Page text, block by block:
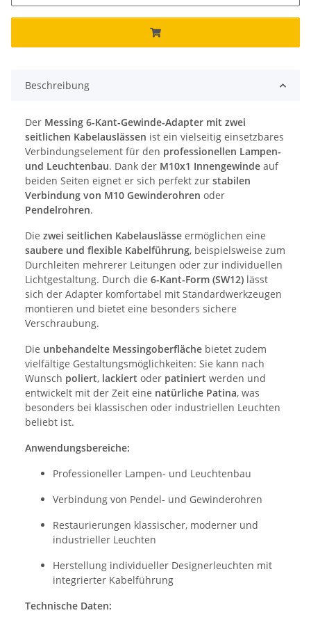
Beschreibung
Der Messing 6-Kant-Gewinde-Adapter mit zwei
seitlichen Kabelauslässen ist ein vielseitig einsetzbares
Verbindungselement für den professionellen Lampen-
und Leuchtenbau. Dank der M10x1 Innengewinde auf
beiden Seiten eignet er sich perfekt zur stabilen
Verbindung von M10 Gewinderohren oder
Pendelrohren.
Die zwei seitlichen Kabelauslässe ermöglichen eine
saubere und flexible Kabelführung, beispielsweise zum
Durchleiten mehrerer Leitungen oder zur individuellen
Lichtgestaltung. Durch die 6-Kant-Form (SW12) lässt
sich der Adapter komfortabel mit Standardwerkzeugen
montieren und bietet eine besonders sichere
Verschraubung.
Die unbehandelte Messingoberfläche bietet zudem
vielfältige Gestaltungsmöglichkeiten: Sie kann nach
Wunsch poliert, lackiert oder patiniert werden und
entwickelt mit der Zeit eine natürliche Patina, was
besonders bei klassischen oder industriellen Leuchten
beliebt ist.
Anwendungsbereiche:
Professioneller Lampen- und Leuchtenbau
Verbindung von Pendel- und Gewinderohren
Restaurierungen klassischer, moderner und
industrieller Leuchten
Herstellung individueller Designerleuchten mit
integrierter Kabelführung
Technische Daten: